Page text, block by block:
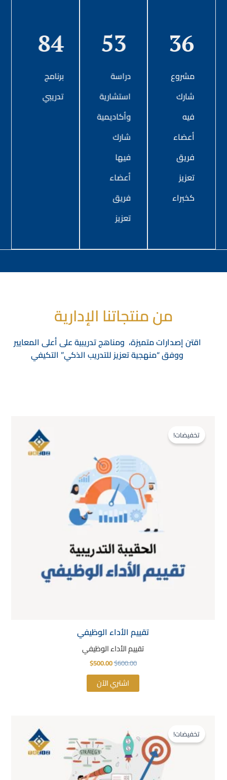
مشروع
شارك
فيه
أعضاء
فريق
تعزيز
كخبراء
36
دراسة
استشارية
وأكاديمية
شارك
فيها
أعضاء
فريق
تعزيز
53
برنامج
تدريبي
84
من منتجاتنا الإدارية
اقتن إصدارات متميزة، ومناهج تدريبية على أعلى المعايير
ووفق “منهجية تعزيز للتدريب الذكي” التكيفي
تخفيضات!
تقييم الأداء الوظيفي
تقييم الأداء الوظيفي
$600.00
$500.00
اشتري الآن
تخفيضات!
$600.00.
هو:
$500.00.